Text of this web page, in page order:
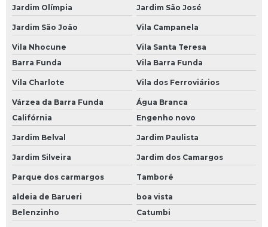
Bateria Moura 75 Amperes
Bateria Moura 80
Bateria Moura 80 Amperes
Bateria Moura 90 Amperes
Bateria Moura de 60
Bateria Moura de 60 Amperes
Bateria Moura Estacionária
Bateria Moura Moto
Bateria para Carro Moura
Baterias para Caminhão
Bateria 150 Amperes para Caminhão
Jardim Olímpia Jardim São José
Jardim São João Vila Campanela
Vila Nhocune
Vila Santa Teresa
Barra Funda
Vila Barra Funda
Vila Charlote Vila dos Ferroviários
Várzea da Barra Funda
Água Branca
Califórnia
Engenho novo
Jardim Belval Jardim Paulista
Jardim Silveira Jardim dos Camargos
Parque dos carmargos Tamboré
aldeia de Barueri
boa vista
Belenzinho
Catumbi